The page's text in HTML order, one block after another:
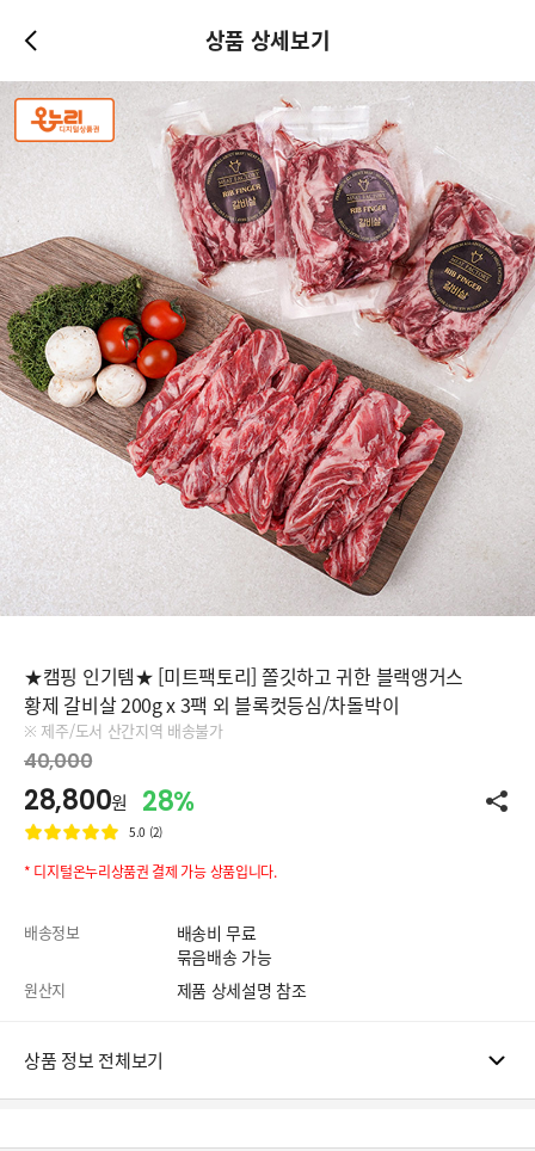
상품 상세보기
★캠핑 인기템★ [미트팩토리] 쫄깃하고 귀한 블랙앵거스
황제 갈비살 200g x 3팩 외 블록컷등심/차돌박이
※ 제주/도서 산간지역 배송불가
40,000
28,800원 28%
5.0 (2)
* 디지털온누리상품권 결제 가능 상품입니다.
배송정보
배송비 무료
묶음배송 가능
원산지 제품 상세설명 참조
상품 정보 전체보기